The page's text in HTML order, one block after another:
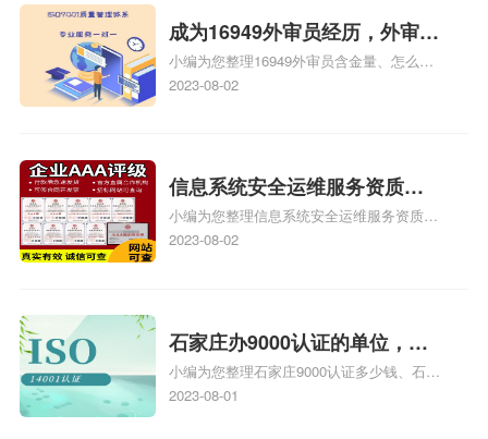
成为16949外审员经历，外审员
16949
小编为您整理16949外审员含金量、怎么才
能成为注册的TS16949:2009的外审员、我
2023-08-02
信息系统安全运维服务资质二
级费用，信息系统安全运维服
务资质二级
小编为您整理信息系统安全运维服务资质认
证证书机构有哪些、安全运维服务资质的费
体系认证知识，详情可查看下方正文！
2023-08-02
石家庄办9000认证的单位，石
家庄9000认证的公司
小编为您整理石家庄9000认证多少钱、石家
庄9000认证价格多少钱、石家庄9000认证
2023-08-01